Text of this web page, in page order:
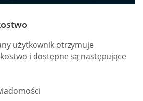
użytkownik otrzymuje
i dostępne są następujące